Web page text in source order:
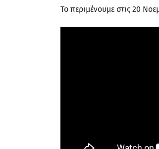
Το περιμένουμε στις 20